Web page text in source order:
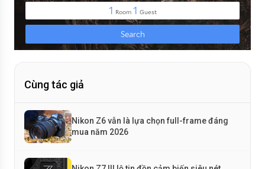
Cùng tác giả
Nikon Z6 vẫn là lựa chọn full-frame đáng
mua năm 2026